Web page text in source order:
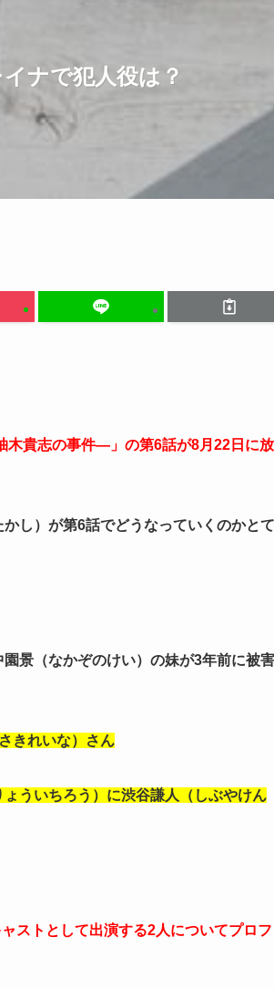
ナで犯人役は？
木貴志の事件―」の第6話が8月22日に放
し）が第6話でどうなっていくのかとて
景（なかぞのけい）の妹が3年前に被害
きれいな）さん
ういちろう）に渋谷謙人（しぶやけん
ストとして出演する2人についてプロフ